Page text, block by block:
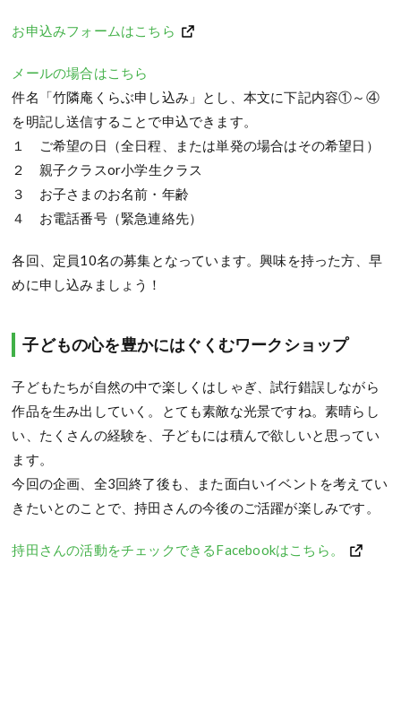
お申込みフォームはこちら
メールの場合はこちら
件名「竹隣庵くらぶ申し込み」とし、本文に下記内容①～④
を明記し送信することで申込できます。
１ ご希望の日（全日程、または単発の場合はその希望日）
２ 親子クラスor小学生クラス
３ お子さまのお名前・年齢
４ お電話番号（緊急連絡先）
各回、定員10名の募集となっています。興味を持った方、早
めに申し込みましょう！
子どもの心を豊かにはぐくむワークショップ
子どもたちが自然の中で楽しくはしゃぎ、試行錯誤しながら
作品を生み出していく。とても素敵な光景ですね。素晴らし
い、たくさんの経験を、子どもには積んで欲しいと思ってい
ます。
今回の企画、全3回終了後も、また面白いイベントを考えてい
きたいとのことで、持田さんの今後のご活躍が楽しみです。
持田さんの活動をチェックできるFacebookはこちら。